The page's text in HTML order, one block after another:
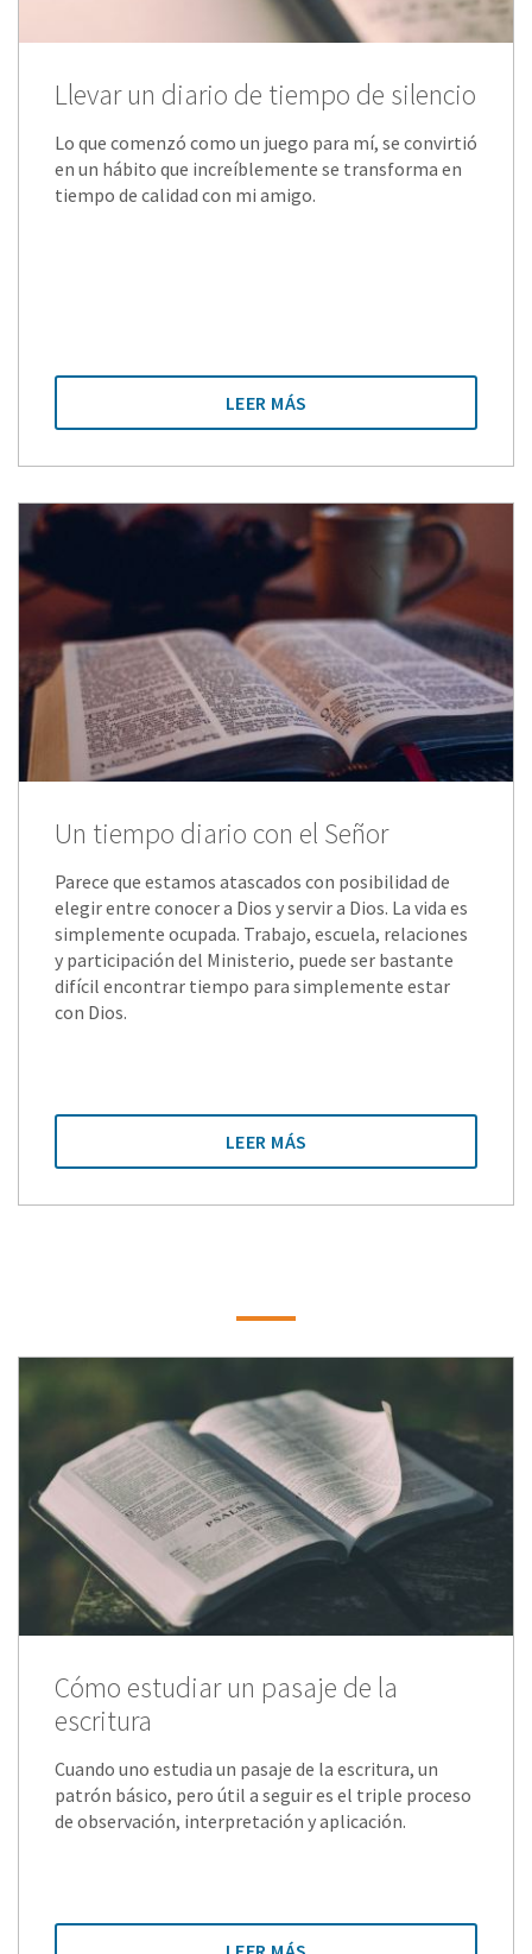
Llevar un diario de tiempo de silencio
Lo que comenzó como un juego para mí, se convirtió
en un hábito que increíblemente se transforma en
tiempo de calidad con mi amigo.
LEER MÁS
Un tiempo diario con el Señor
Parece que estamos atascados con posibilidad de
elegir entre conocer a Dios y servir a Dios. La vida es
simplemente ocupada. Trabajo, escuela, relaciones
y participación del Ministerio, puede ser bastante
difícil encontrar tiempo para simplemente estar
con Dios.
LEER MÁS
Cómo estudiar un pasaje de la
escritura
Cuando uno estudia un pasaje de la escritura, un
patrón básico, pero útil a seguir es el triple proceso
de observación, interpretación y aplicación.